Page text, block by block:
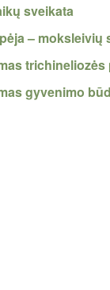
sveikata
– moksleivių
gyvenimo